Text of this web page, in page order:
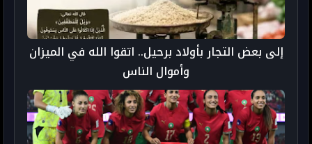
إلى بعض التجار بأولاد برحيل.. اتقوا الله في الميزان
وأموال الناس